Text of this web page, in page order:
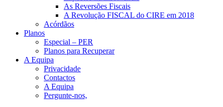
As Reversões Fiscais
A Revolução FISCAL do CIRE em 2018
Acórdãos
Planos
Especial – PER
Planos para Recuperar
A Equipa
Privacidade
Contactos
A Equipa
Pergunte-nos,